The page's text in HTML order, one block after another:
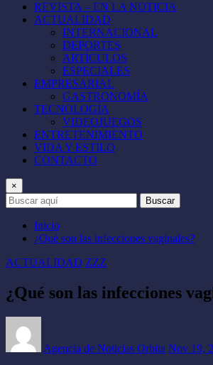
REVISTA – EN LA NOTICIA
ACTUALIDAD
INTERNACIONAL
DEPORTES
ARTÍCULOS
ESPECIALES
EMPRESARIAL
GASTRONOMÍA
TECNOLOGÍA
VIDEOJUEGOS
ENTRETENIMIENTO
VIDA Y ESTILO
CONTACTO
×
Buscar
Inicio
¿Qué son las infecciones vaginales?
ACTUALIDAD ZZZ
¿Qué son las infecciones
Agencia de Noticias Orbita Nov 19,